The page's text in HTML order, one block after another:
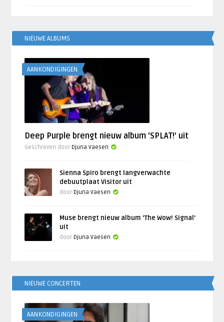
NIEUWE ALBUMS
AANKONDIGINGEN
Deep Purple brengt nieuw album ‘SPLAT!’ uit
Geschreven door Djuna Vaesen
Sienna Spiro brengt langverwachte
debuutplaat Visitor uit
door Djuna Vaesen
Muse brengt nieuw album ‘The Wow! Signal’
uit
door Djuna Vaesen
NIEUWE CONCERTEN
AANKONDIGINGEN